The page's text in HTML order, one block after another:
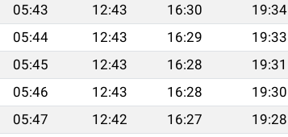
05:43 12:43 16:30 19:34
05:44 12:43 16:29 19:33
05:45 12:43 16:28 19:31
05:46 12:43 16:28 19:30
05:47 12:42 16:27 19:28